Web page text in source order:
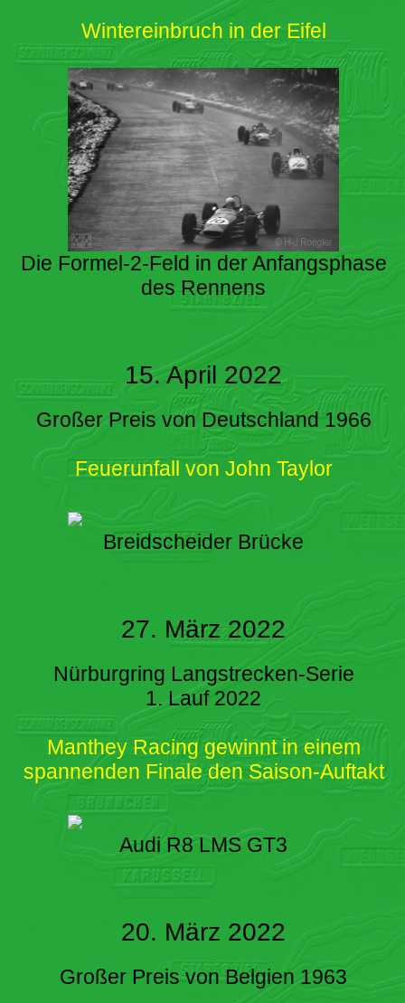
Wintereinbruch in der Eifel
Die Formel-2-Feld in der Anfangsphase
des Rennens
15. April 2022
Großer Preis von Deutschland 1966
Feuerunfall von John Taylor
Breidscheider Brücke
27. März 2022
Nürburgring Langstrecken-Serie
1. Lauf 2022
Manthey Racing gewinnt in einem
spannenden Finale den Saison-Auftakt
Audi R8 LMS GT3
20. März 2022
Großer Preis von Belgien 1963